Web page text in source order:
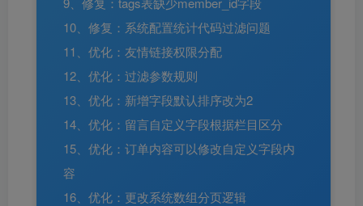
10、修复：系统配置统计代码过滤问题
11、优化：友情链接权限分配
12、优化：过滤参数规则
13、优化：新增字段默认排序改为2
14、优化：留言自定义字段根据栏目区分
15、优化：订单内容可以修改自定义字段内
容
16、优化：更改系统数组分页逻辑